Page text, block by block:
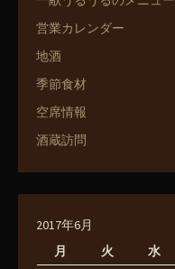
営業カレンダー
地酒
季節食材
空席情報
酒蔵訪問
2017年6月
月
火 水